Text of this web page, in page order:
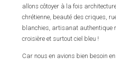
allons côtoyer à la fois
chrétienne, beauté des criques,
blanchies, artisanat
croisière et surtout ciel bleu !
Car nous en avions bien besoin